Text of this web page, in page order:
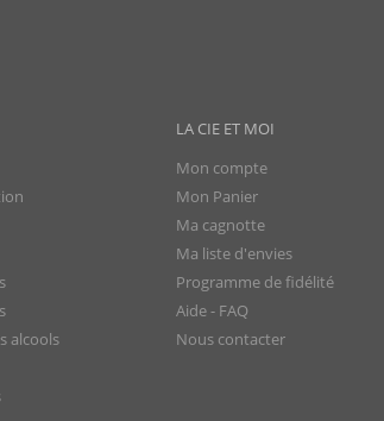
alcools
LA CIE ET MOI
Mon compte
Mon Panier
Ma cagnotte
Ma liste d'envies
Programme de fidélité
Aide - FAQ
Nous contacter